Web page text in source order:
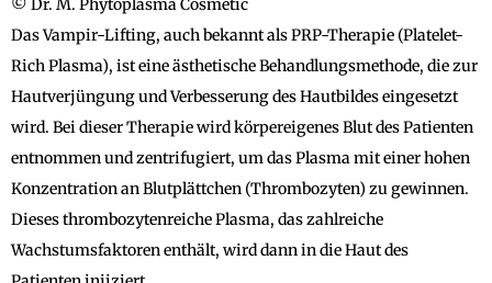
© Dr. M. Phytoplasma Cosmetic
Das Vampir-Lifting, auch bekannt als PRP-Therapie (Platelet-
Rich Plasma), ist eine ästhetische Behandlungsmethode, die zur
Hautverjüngung und Verbesserung des Hautbildes eingesetzt
wird. Bei dieser Therapie wird körpereigenes Blut des Patienten
entnommen und zentrifugiert, um das Plasma mit einer hohen
Konzentration an Blutplättchen (Thrombozyten) zu gewinnen.
Dieses thrombozytenreiche Plasma, das zahlreiche
Wachstumsfaktoren enthält, wird dann in die Haut des